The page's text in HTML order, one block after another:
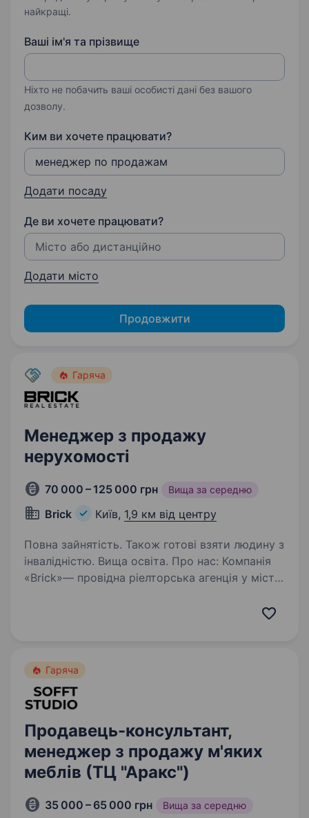
найкращі.
Ваші ім'я та прізвище
Ніхто не побачить ваші особисті дані без вашого
дозволу.
Ким ви хочете працювати?
Додати посаду
Де ви хочете працювати?
Додати місто
Продовжити
Гаряча
Менеджер з продажу
нерухомості
70 000 – 125 000 грн Вища за середню
Brick Київ, 1,9 км від центру
Повна зайнятість. Також готові взяти людину з
інвалідністю. Вища освіта. Про нас: Компанія
«Brіck»— провідна ріелторська агенція у місті
Гаряча
Продавець-консультант,
менеджер з продажу м'яких
меблів (ТЦ "Аракс")
35 000 – 65 000 грн Вища за середню